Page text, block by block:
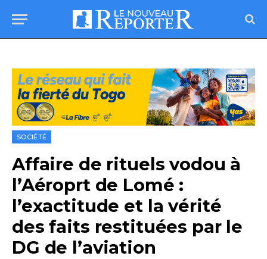
SOCIÉTÉ
Affaire de rituels vodou à
l’Aéroprt de Lomé :
l’exactitude et la vérité
des faits restituées par le
DG de l’aviation